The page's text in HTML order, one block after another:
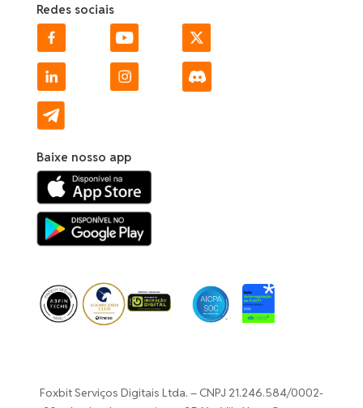
Redes sociais
Baixe nosso app
Foxbit Serviços Digitais Ltda. – CNPJ 21.246.584/0002-